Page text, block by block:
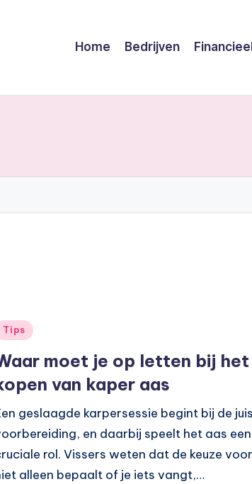
Home Bedrijven Financieel
Tips
moet je op letten bij het
van kaper aas
geslaagde karpersessie begint bij de
en daarbij speelt het aas een
rol. Vissers weten dat de keuze
alleen bepaalt of je iets vangt,…